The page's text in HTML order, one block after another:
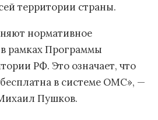
территории страны.
нормативное
рамках Программы
РФ. Это означает, что
в системе ОМС», —
Пушков.